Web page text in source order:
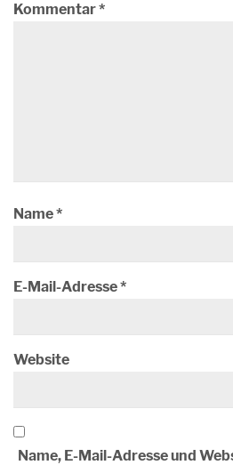
Kommentar*
Name*
E-Mail-Adresse*
Website
Name, E-Mail-Adresse und